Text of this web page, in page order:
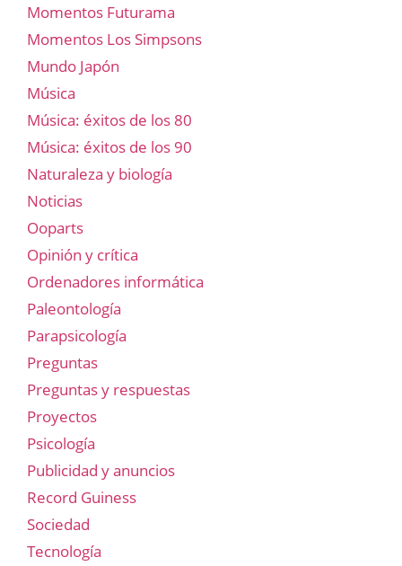
Momentos Futurama
Momentos Los Simpsons
Mundo Japón
Música
Música: éxitos de los 80
Música: éxitos de los 90
Naturaleza y biología
Noticias
Ooparts
Opinión y crítica
Ordenadores informática
Paleontología
Parapsicología
Preguntas
Preguntas y respuestas
Proyectos
Psicología
Publicidad y anuncios
Record Guiness
Sociedad
Tecnología